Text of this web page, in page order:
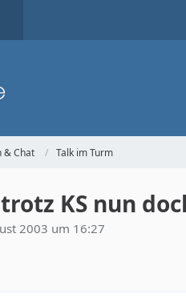
& Chat Talk im Turm
KS nun
2003 um 16:27